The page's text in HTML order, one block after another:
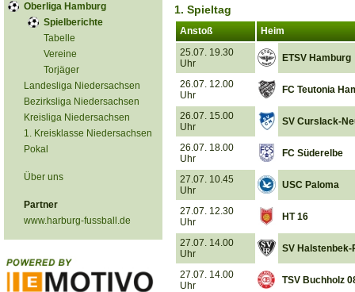
Oberliga Hamburg
Spielberichte
Tabelle
Vereine
Torjäger
Landesliga Niedersachsen
Bezirksliga Niedersachsen
Kreisliga Niedersachsen
1. Kreisklasse Niedersachsen
Pokal
Über uns
Partner
www.harburg-fussball.de
1. Spieltag
Anstoß
Heim
25.07. 19.30
Uhr
ETSV Hamburg
26.07. 12.00
Uhr
FC Teutonia
26.07. 15.00
Uhr
SV Curslack-
26.07. 18.00
Uhr
FC Süderelbe
27.07. 10.45
Uhr
USC Paloma
27.07. 12.30
Uhr
HT 16
27.07. 14.00
Uhr
SV Halstenbek-
27.07. 14.00
Uhr
TSV Buchholz